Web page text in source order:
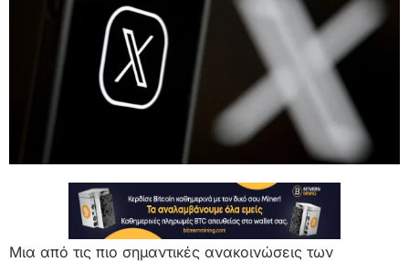
Μια από τις πιο σημαντικές ανακοινώσεις των